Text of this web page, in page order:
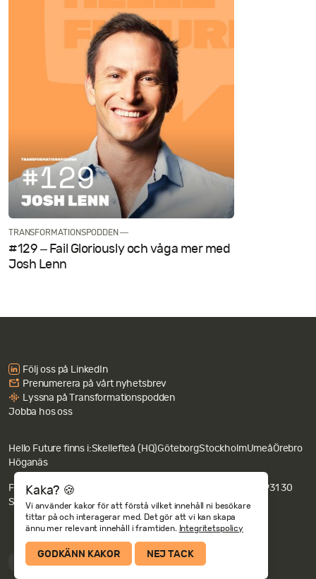
TRANSFORMATIONSPODDEN —
#129 – Fail Gloriously och våga mer med
Josh Lenn
Följ oss på LinkedIn
Prenumerera på vårt nyhetsbrev
Lyssna på Transformationspodden
Jobba hos oss
Hello Future finns i:Skellefteå (HQ)GöteborgStockholmUmeåÖrebro
Höganäs
Fakturaadress: Hello Future AB c/o Revideco, Nygatan 67, 931 30
Skellefteå.
Integritets- och cookiepolicy
Ljust läge Matcha systemets inställningar
Kaka? 🍪
Vi använder kakor för att förstå vilket innehåll ni besökare
tittar på och interagerar med. Det gör att vi kan skapa
ännu mer relevant innehåll i framtiden. Integritetspolicy
GODKÄNN KAKOR NEJ TACK